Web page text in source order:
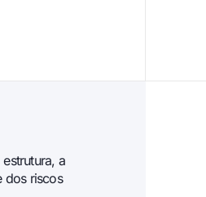
a
dos riscos